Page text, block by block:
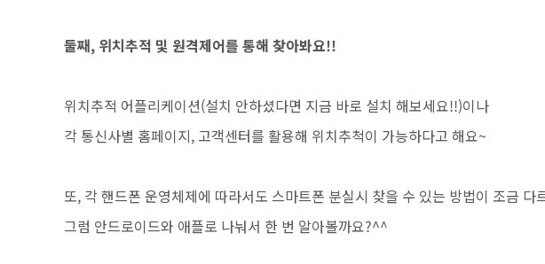
둘째, 위치추적 및 원격제어를 통해 찾아봐요!!
위치추적 어플리케이션(설치 안하셨다면 지금 바로 설치 해보세요!!)이나
각 통신사별 홈페이지, 고객센터를 활용해 위치추척이 가능하다고 해요~
또, 각 핸드폰 운영체제에 따라서도 스마트폰 분실시 찾을 수 있는 방법이 조금 다
그럼 안드로이드와 애플로 나눠서 한 번 알아볼까요?^^